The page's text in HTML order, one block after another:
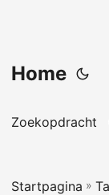
Home
Zoekopdracht
Startpagina »